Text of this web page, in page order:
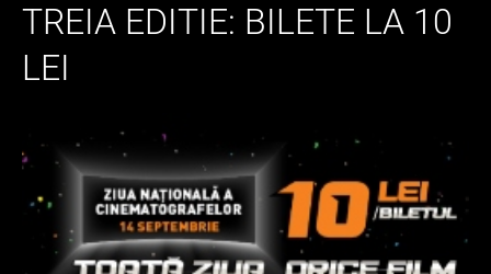
TREIA EDITIE: BILETE LA 10
LEI